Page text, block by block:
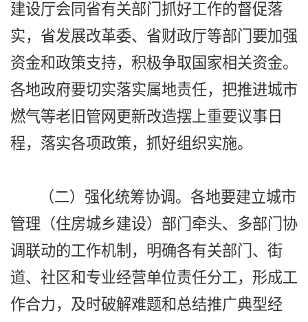
建设厅会同省有关部门抓好工作的督促落
实，省发展改革委、省财政厅等部门要加强
资金和政策支持，积极争取国家相关资金。
各地政府要切实落实属地责任，把推进城市
燃气等老旧管网更新改造摆上重要议事日
程，落实各项政策，抓好组织实施。
（二）强化统筹协调。各地要建立城市
管理（住房城乡建设）部门牵头、多部门协
调联动的工作机制，明确各有关部门、街
道、社区和专业经营单位责任分工，形成工
作合力，及时破解难题和总结推广典型经